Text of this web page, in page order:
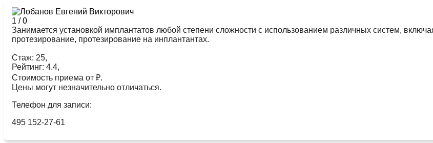
1 /0
Занимается установкой имплантатов любой степени сложности с использованием различных систем,
протезирование, протезирование на инплантантах.
Стаж: 25,
Рейтинг: 4.4,
Стоимость приема от ₽.
Цены могут незначительно отличаться.
Телефон для записи:
495 152-27-61